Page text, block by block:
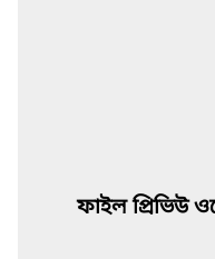
ফাইল প্রিভিউ